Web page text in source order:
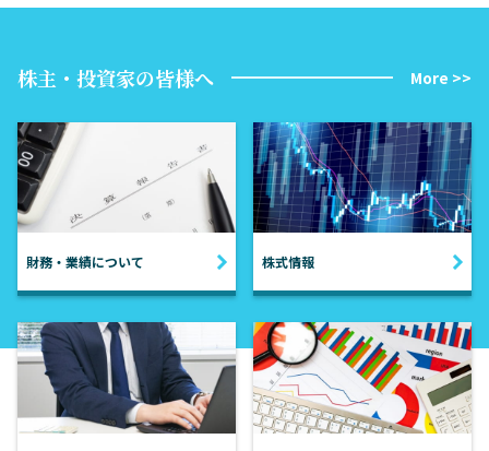
株主・投資家の皆様へ More >>
財務・業績について 株式情報